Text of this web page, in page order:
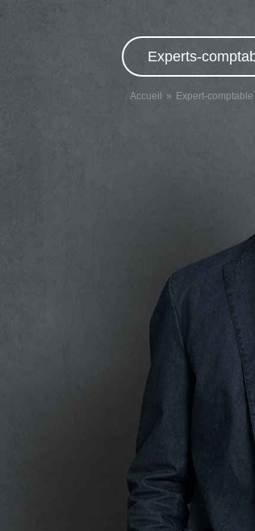
Experts-
Accueil Expert-